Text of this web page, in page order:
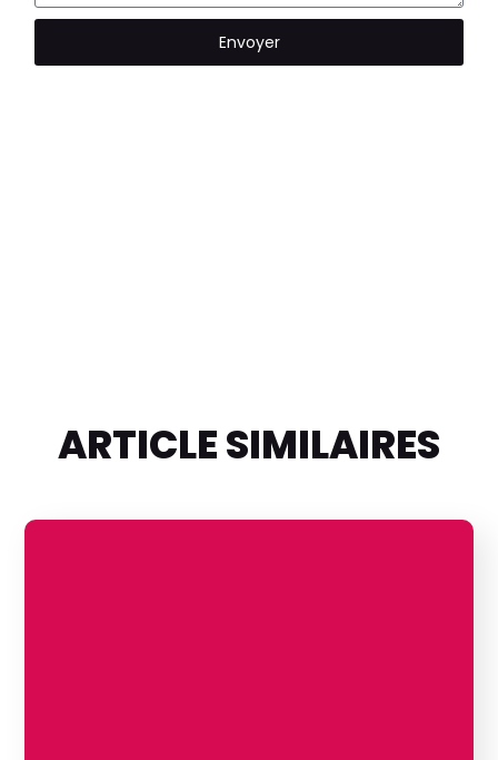
Envoyer
ARTICLE SIMILAIRES